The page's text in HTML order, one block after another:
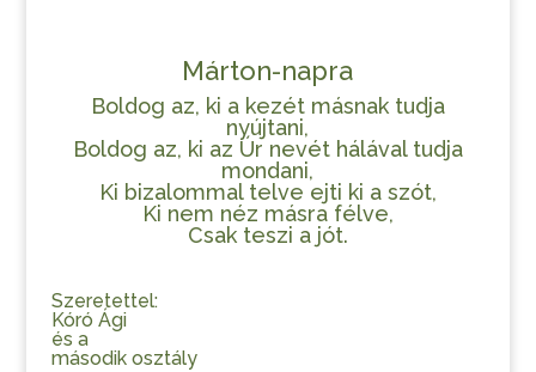
Márton-napra
Boldog az, ki a kezét másnak tudja
nyújtani,
Boldog az, ki az Úr nevét hálával tudja
mondani,
Ki bizalommal telve ejti ki a szót,
Ki nem néz másra félve,
Csak teszi a jót.
Szeretettel:
Kóró Ági
és a
második osztály